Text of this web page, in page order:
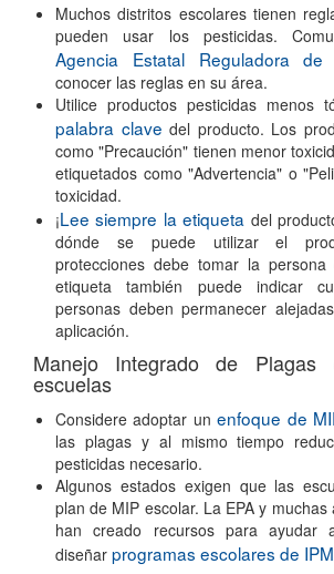
Muchos distritos escolares tienen
pueden usar los pesticidas.
Agencia Estatal Reguladora de
conocer las reglas en su área.
Utilice productos pesticidas menos
palabra clave del producto. Los
como "Precaución" tienen menor
etiquetados como "Advertencia" o
toxicidad.
¡Lee siempre la etiqueta del
dónde se puede utilizar el
protecciones debe tomar la
etiqueta también puede indicar
personas deben permanecer
aplicación.
Manejo Integrado de
escuelas
Considere adoptar unenfoque de
las plagas y al mismo tiempo
pesticidas necesario.
Algunos estados exigen que las
plan de MIP escolar. La EPA y
han creado recursos para ayudar
diseñar programas escolares de IPM